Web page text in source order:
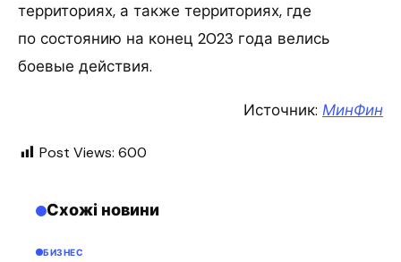
территориях, а также территориях, где
по состоянию на конец 2023 года велись
боевые действия.
Источник: МинФин
Post Views: 600
Схожі новини
БИЗНЕС